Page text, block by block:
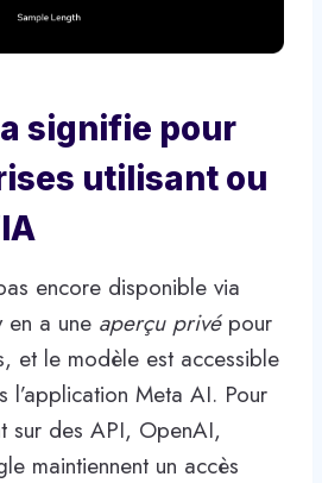
signifie pour
utilisant ou
encore disponible via
en a une aperçu privé pour
et le modèle est accessible
l’application Meta AI. Pour
sur des API, OpenAI,
maintiennent un accès